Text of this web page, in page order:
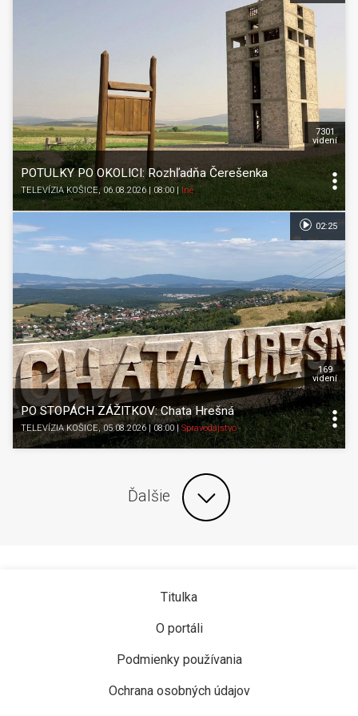
POTULKY PO OKOLICI: Rozhľadňa Čerešenka
TELEVÍZIA KOŠICE, 06.08.2026 | 08:00 | Iné
7301
videní
PO STOPÁCH ZÁŽITKOV: Chata Hrešná
TELEVÍZIA KOŠICE, 05.08.2026 | 08:00 |Spravodajstvo
169
videní
02:25
Ďalšie
Titulka
O portáli
Podmienky používania
Ochrana osobných údajov